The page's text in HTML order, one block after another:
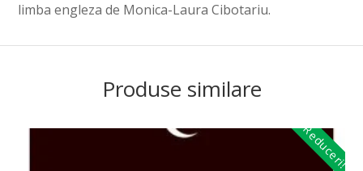
limba engleza de Monica-Laura Cibotariu.
Produse similare
Reduceri!